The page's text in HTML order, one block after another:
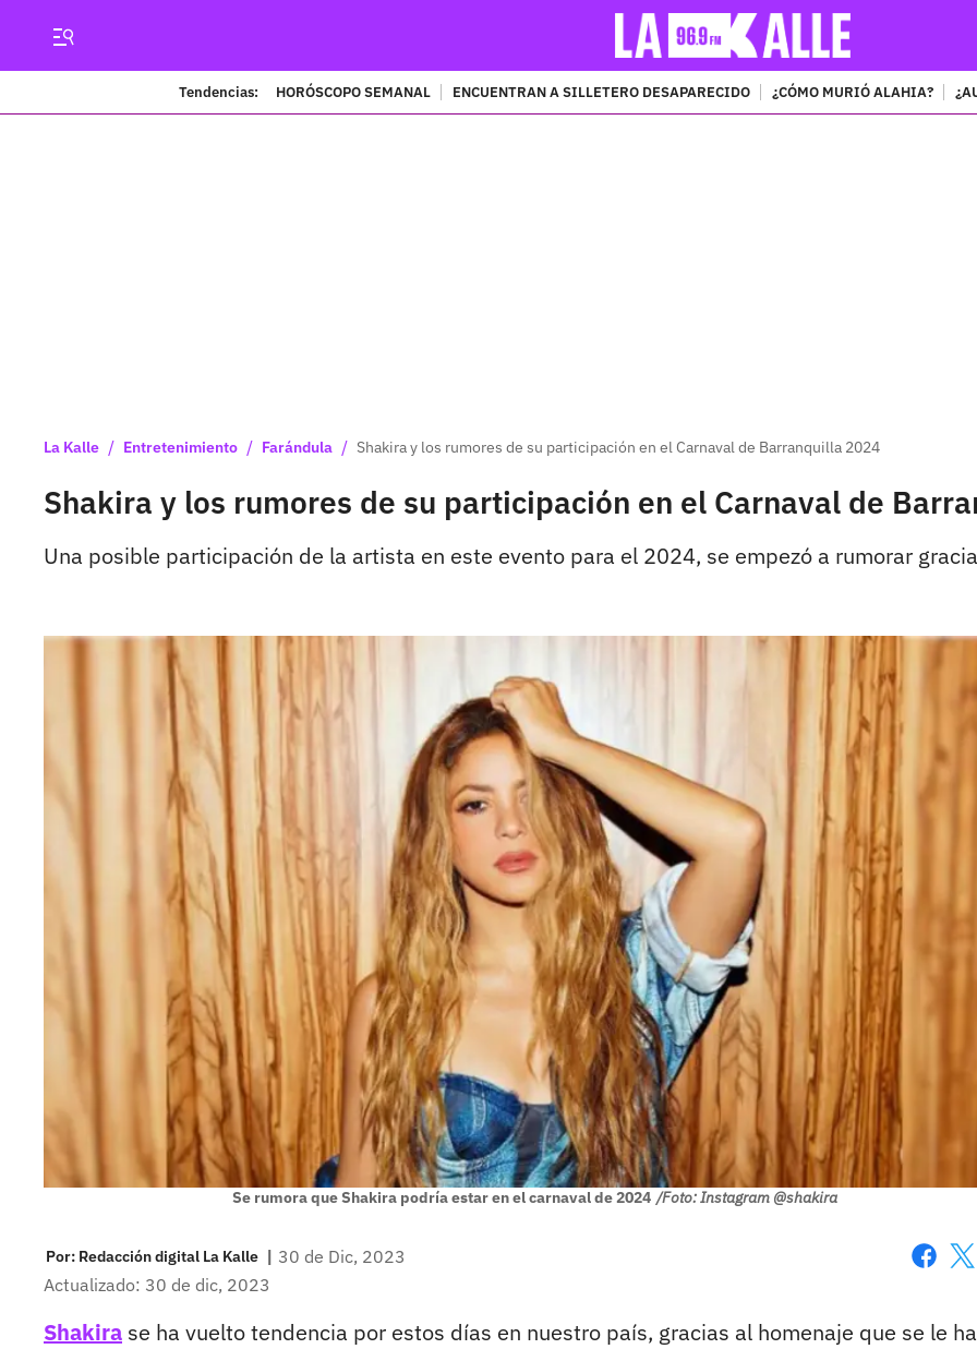
Tendencias: HORÓSCOPO SEMANAL ENCUENTRAN A SILLETERO DESAPARECIDO ¿CÓMO MURIÓ ALAHIA?
La Kalle / Entretenimiento / Farándula / Shakira y los rumores de su participación en el Carnaval de Barranquilla 2024
Shakira y los rumores de su participación en el Carnaval de
Una posible participación de la artista en este evento para el 2024, se empezó a rumorar
Se rumora que Shakira podría estar en el carnaval de 2024 /Foto: Instagram @shakira
Por: Redacción digital La Kalle | 30 de Dic, 2023
Actualizado: 30 de dic, 2023
Shakira se ha vuelto tendencia por estos días en nuestro país, gracias al homenaje que se le ha